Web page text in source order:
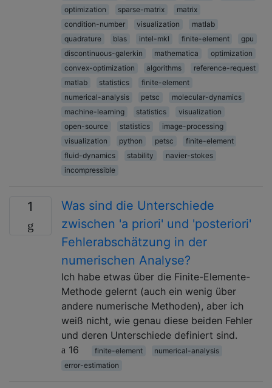
optimization
sparse-matrix
matrix
condition-number
visualization
matlab
quadrature
blas intel-mkl finite-element
gpu
discontinuous-galerkin
mathematica
optimization
convex-optimization
algorithms
reference-request
matlab
statistics
finite-element
numerical-analysis
petsc
molecular-dynamics
machine-learning
statistics
visualization
open-source
statistics
image-processing
visualization
python petsc
finite-element
fluid-dynamics
stability
navier-stokes
incompressible
1
Was sind die Unterschiede
zwischen 'a priori' und 'posteriori'
Fehlerabschätzung in der
numerischen Analyse?
Ich habe etwas über die Finite-Elemente-
Methode gelernt (auch ein wenig über
andere numerische Methoden), aber ich
weiß nicht, wie genau diese beiden Fehler
und deren Unterschiede definiert sind.
16
finite-element
numerical-analysis
error-estimation